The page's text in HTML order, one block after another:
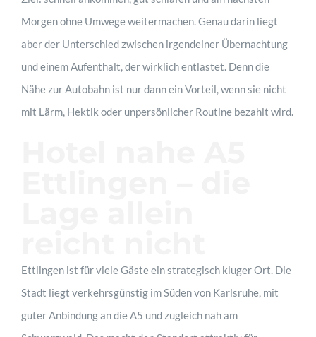
jetzt buchen
Morgen ohne Umwege weitermachen. Genau darin liegt
aber der Unterschied zwischen irgendeiner Übernachtung
und einem Aufenthalt, der wirklich entlastet. Denn die
Nähe zur Autobahn ist nur dann ein Vorteil, wenn sie nicht
mit Lärm, Hektik oder unpersönlicher Routine bezahlt wird.
Ettlingen ist für viele Gäste ein strategisch kluger Ort. Die
Stadt liegt verkehrsgünstig im Süden von Karlsruhe, mit
guter Anbindung an die A5 und zugleich nah am